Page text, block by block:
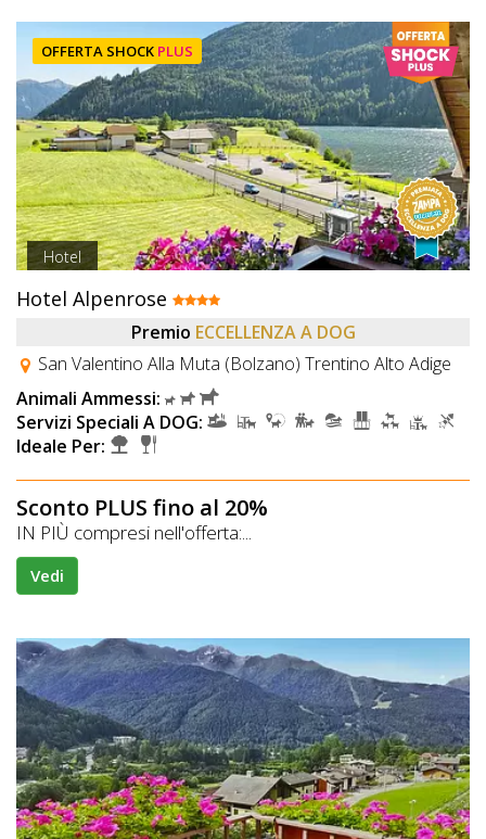
OFFERTA SHOCK PLUS
Hotel
Hotel Alpenrose
Premio ECCELLENZA A DOG
San Valentino Alla Muta (Bolzano) Trentino Alto Adige
Animali Ammessi:
Servizi Speciali A DOG:
Ideale Per:
Sconto PLUS fino al 20%
IN PIÙ compresi nell'offerta:...
Vedi